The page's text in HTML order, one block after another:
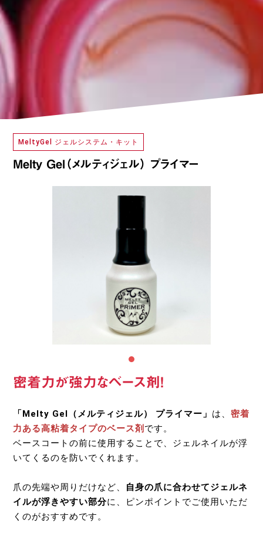
MeltyGel ジェルシステム・キット
Melty Gel（メルティジェル） プライマー
密着力が強力なベース剤！
「Melty Gel（メルティジェル） プライマー」 は、密着
力ある高粘着タイプのベース剤 です。
ベースコートの前に使用することで、ジェルネイルが浮
いてくるのを防いでくれます。
爪の先端や周りだけなど、 自身の爪に合わせてジェルネ
イルが浮きやすい部分に、ピンポイントでご使用いただ
くのがおすすめです。